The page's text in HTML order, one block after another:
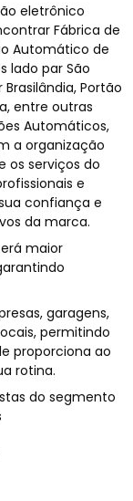
eletrônico
Fábrica de
Automático de
lado par São
Portão
entre outras
Automáticos,
a organização
os serviços do
e
confiança e
da marca.
maior
garagens,
permitindo
proporciona ao
rotina.
do segmento